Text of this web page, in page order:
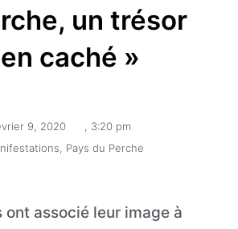
un trésor
caché »
9, 2020
3:20 pm
Pays du Perche
ont associé leur image à